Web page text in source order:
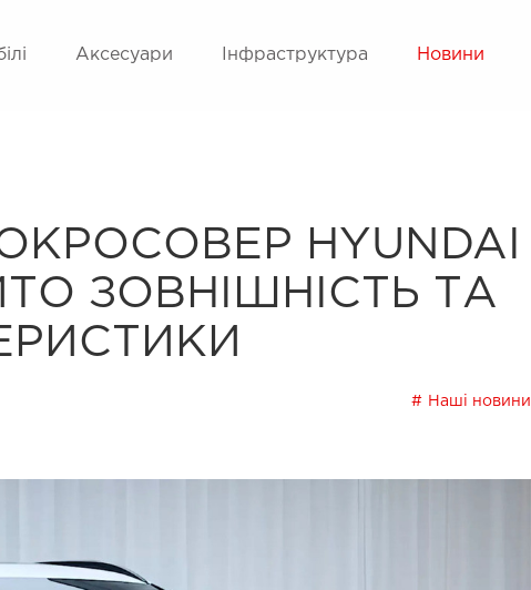
Аксесуари Інфраструктура Новини
HYUNDAI
ЗОВНІШНІСТЬ ТА
Наші новини